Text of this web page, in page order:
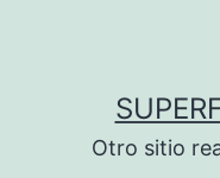
Otro sitio